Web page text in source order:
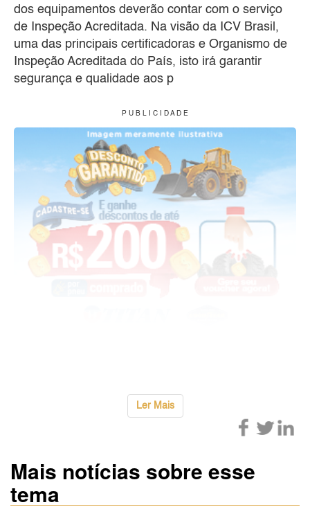
dos equipamentos deverão contar com o serviço
de Inspeção Acreditada. Na visão da ICV Brasil,
uma das principais certificadoras e Organismo de
Inspeção Acreditada do País, isto irá garantir
segurança e qualidade aos p
P U B L I C I D A D E
Ler Mais
Mais notícias sobre esse
tema